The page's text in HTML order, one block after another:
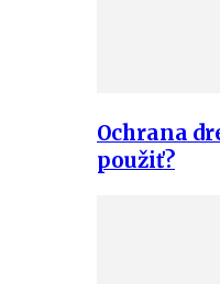
Ochrana
použiť?